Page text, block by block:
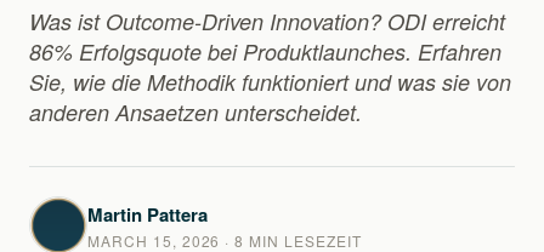
Was ist Outcome-Driven Innovation? ODI erreicht
86% Erfolgsquote bei Produktlaunches. Erfahren
Sie, wie die Methodik funktioniert und was sie von
anderen Ansaetzen unterscheidet.
Martin Pattera
MARCH 15, 2026 · 8 MIN LESEZEIT